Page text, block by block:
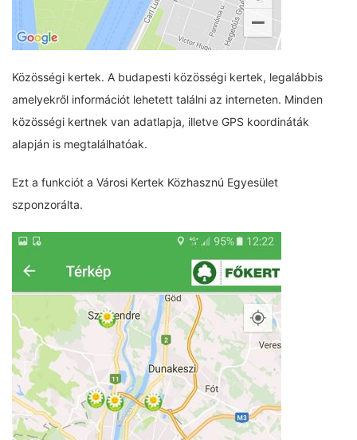
Közösségi kertek. A budapesti közösségi kertek, legalábbis
amelyekről információt lehetett találni az interneten. Minden
közösségi kertnek van adatlapja, illetve GPS koordináták
alapján is megtalálhatóak.
Ezt a funkciót a Városi Kertek Közhasznú Egyesület
szponzorálta.